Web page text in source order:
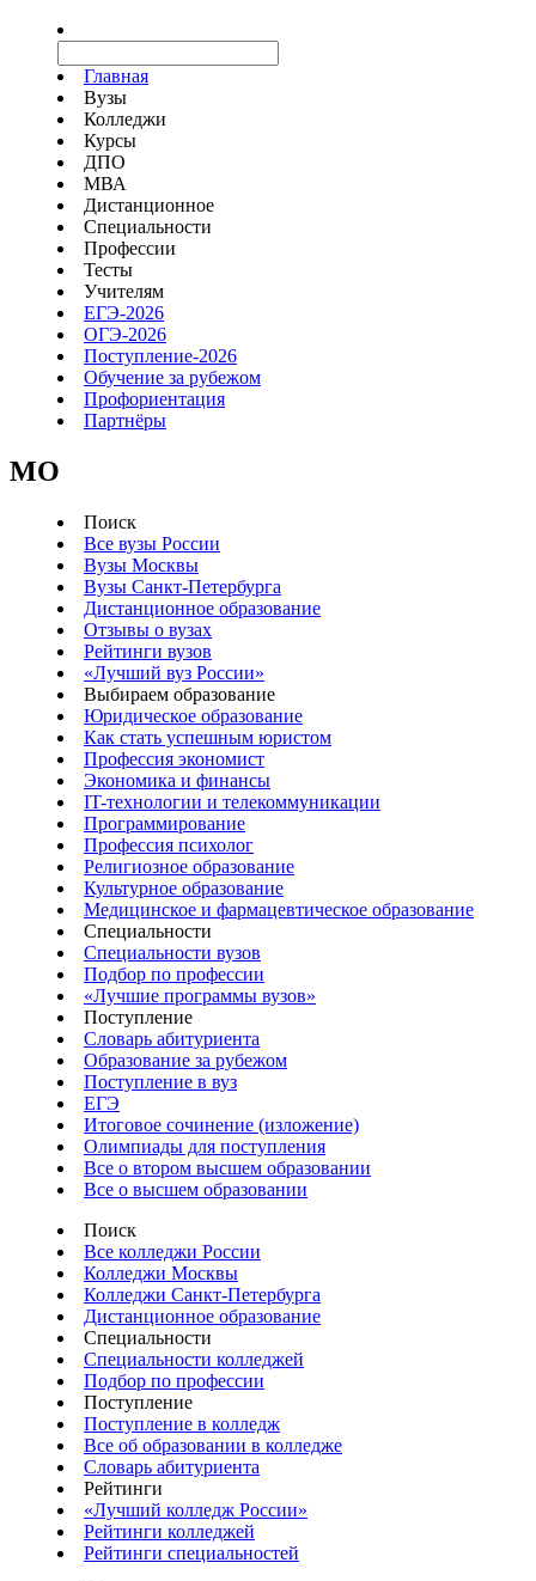
Главная
Вузы
Колледжи
Курсы
ДПО
МВА
Дистанционное
Специальности
Профессии
Тесты
Учителям
ЕГЭ-2026
ОГЭ-2026
Поступление-2026
Обучение за рубежом
Профориентация
Партнёры
MO
Поиск
Все вузы России
Вузы Москвы
Вузы Санкт-Петербурга
Дистанционное образование
Отзывы о вузах
Рейтинги вузов
«Лучший вуз России»
Выбираем образование
Юридическое образование
Как стать успешным юристом
Профессия экономист
Экономика и финансы
IT-технологии и телекоммуникации
Программирование
Профессия психолог
Религиозное образование
Культурное образование
Медицинское и фармацевтическое образование
Специальности
Специальности вузов
Подбор по профессии
«Лучшие программы вузов»
Поступление
Словарь абитуриента
Образование за рубежом
Поступление в вуз
ЕГЭ
Итоговое сочинение (изложение)
Олимпиады для поступления
Все о втором высшем образовании
Все о высшем образовании
Поиск
Все колледжи России
Колледжи Москвы
Колледжи Санкт-Петербурга
Дистанционное образование
Специальности
Специальности колледжей
Подбор по профессии
Поступление
Поступление в колледж
Все об образовании в колледже
Словарь абитуриента
Рейтинги
«Лучший колледж России»
Рейтинги колледжей
Рейтинги специальностей